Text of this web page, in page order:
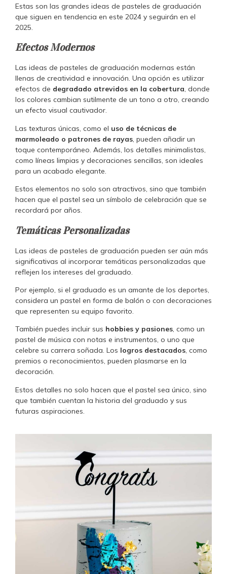
Estas son las grandes ideas de pasteles de graduación
que siguen en tendencia en este 2024 y seguirán en el
2025.
Efectos Modernos
Las ideas de pasteles de graduación modernas están
llenas de creatividad e innovación. Una opción es utilizar
efectos de degradado atrevidos en la cobertura, donde
los colores cambian sutilmente de un tono a otro, creando
un efecto visual cautivador.
Las texturas únicas, como el uso de técnicas de
marmoleado o patrones de rayas, pueden añadir un
toque contemporáneo. Además, los detalles minimalistas,
como líneas limpias y decoraciones sencillas, son ideales
para un acabado elegante.
Estos elementos no solo son atractivos, sino que también
hacen que el pastel sea un símbolo de celebración que se
recordará por años.
Temáticas Personalizadas
Las ideas de pasteles de graduación pueden ser aún más
significativas al incorporar temáticas personalizadas que
reflejen los intereses del graduado.
Por ejemplo, si el graduado es un amante de los deportes,
considera un pastel en forma de balón o con decoraciones
que representen su equipo favorito.
También puedes incluir sus hobbies y pasiones, como un
pastel de música con notas e instrumentos, o uno que
celebre su carrera soñada. Los logros destacados, como
premios o reconocimientos, pueden plasmarse en la
decoración.
Estos detalles no solo hacen que el pastel sea único, sino
que también cuentan la historia del graduado y sus
futuras aspiraciones.